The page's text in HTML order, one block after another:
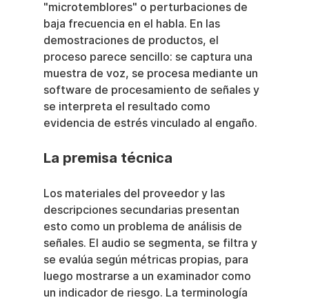
"microtemblores" o perturbaciones de
baja frecuencia en el habla. En las
demostraciones de productos, el
proceso parece sencillo: se captura una
muestra de voz, se procesa mediante un
software de procesamiento de señales y
se interpreta el resultado como
evidencia de estrés vinculado al engaño.
La premisa técnica
Los materiales del proveedor y las
descripciones secundarias presentan
esto como un problema de análisis de
señales. El audio se segmenta, se filtra y
se evalúa según métricas propias, para
luego mostrarse a un examinador como
un indicador de riesgo. La terminología